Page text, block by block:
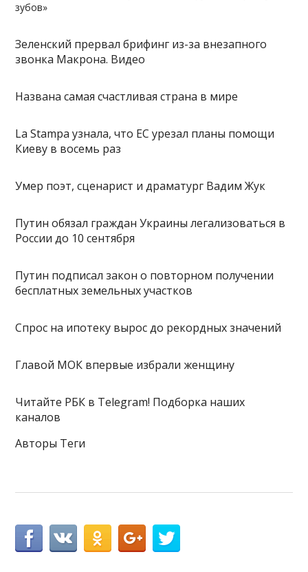
зубов»
Зеленский прервал брифинг из-за внезапного
звонка Макрона. Видео
Названа самая счастливая страна в мире
La Stampa узнала, что ЕС урезал планы помощи
Киеву в восемь раз
Умер поэт, сценарист и драматург Вадим Жук
Путин обязал граждан Украины легализоваться в
России до 10 сентября
Путин подписал закон о повторном получении
бесплатных земельных участков
Спрос на ипотеку вырос до рекордных значений
Главой МОК впервые избрали женщину
Читайте РБК в Telegram! Подборка наших
каналов
Авторы Теги